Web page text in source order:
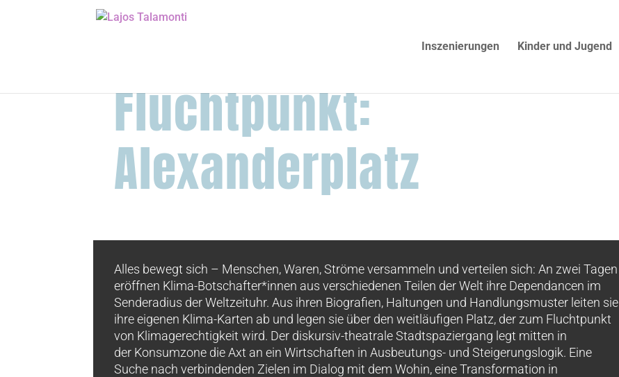
Inszenierungen Kinder und Jugend
Fluchtpunkt:
Alexanderplatz
Alles bewegt sich – Menschen, Waren, Ströme versammeln und verteilen sich: An zwei Tagen
eröffnen Klima-Botschafter*innen aus verschiedenen Teilen der Welt ihre Dependancen im
Senderadius der Weltzeituhr. Aus ihren Biografien, Haltungen und Handlungsmuster leiten sie
ihre eigenen Klima-Karten ab und legen sie über den weitläufigen Platz, der zum Fluchtpunkt
von Klimagerechtigkeit wird. Der diskursiv-theatrale Stadtspaziergang legt mitten in
der Konsumzone die Axt an ein Wirtschaften in Ausbeutungs- und Steigerungslogik. Eine
Suche nach verbindenden Zielen im Dialog mit dem Wohin, eine Transformation in